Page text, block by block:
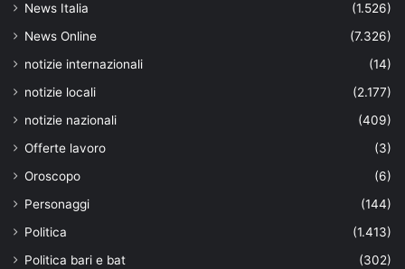
News Italia
(1.526)
News Online
(7.326)
notizie internazionali
(14)
notizie locali
(2.177)
notizie nazionali
(409)
Offerte lavoro
(3)
Oroscopo
(6)
Personaggi
(144)
Politica
(1.413)
Politica bari e bat
(302)